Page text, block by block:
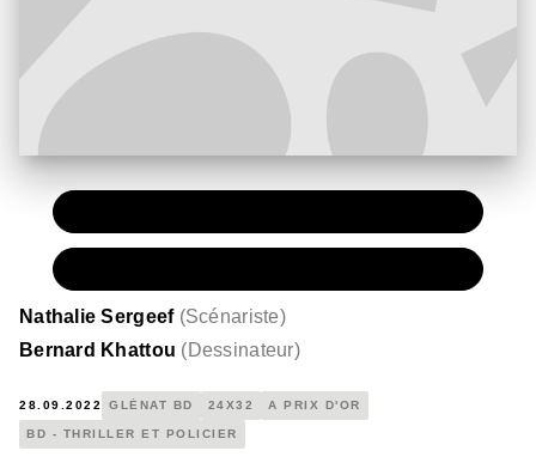
Nathalie Sergeef (Scénariste)
Bernard Khattou (Dessinateur)
28.09.2022 GLÉNAT BD 24X32 A PRIX D'OR
BD - THRILLER ET POLICIER